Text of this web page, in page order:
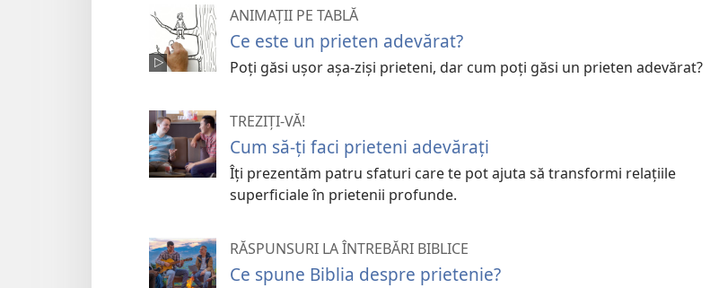
ANIMAȚII PE TABLĂ
Ce este un prieten adevărat?
Poți găsi ușor așa-ziși prieteni, dar cum poți găsi un prieten adevărat?
TREZIȚI-VĂ!
Cum să-ți faci prieteni adevărați
Îți prezentăm patru sfaturi care te pot ajuta să transformi relațiile
superficiale în prietenii profunde.
RĂSPUNSURI LA ÎNTREBĂRI BIBLICE
Ce spune Biblia despre prietenie?